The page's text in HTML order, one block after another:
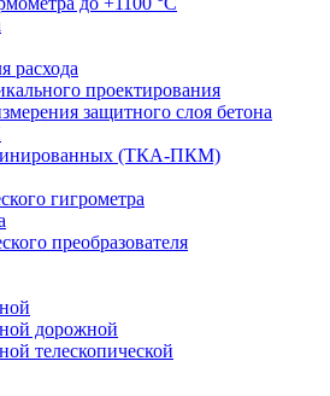
расхода
проектирования
защитного слоя бетона
(ТКА-ПКМ)
гигрометра
преобразователя
дорожной
телескопической